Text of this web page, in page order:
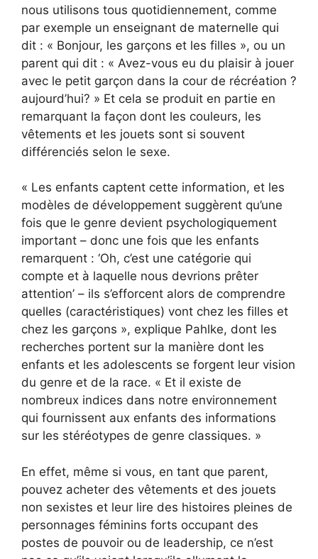
nous utilisons tous quotidiennement, comme
par exemple un enseignant de maternelle qui
dit : « Bonjour, les garçons et les filles », ou un
parent qui dit : « Avez-vous eu du plaisir à jouer
avec le petit garçon dans la cour de récréation ?
aujourd’hui? » Et cela se produit en partie en
remarquant la façon dont les couleurs, les
vêtements et les jouets sont si souvent
différenciés selon le sexe.
« Les enfants captent cette information, et les
modèles de développement suggèrent qu’une
fois que le genre devient psychologiquement
important – donc une fois que les enfants
remarquent : ‘Oh, c’est une catégorie qui
compte et à laquelle nous devrions prêter
attention’ – ils s’efforcent alors de comprendre
quelles (caractéristiques) vont chez les filles et
chez les garçons », explique Pahlke, dont les
recherches portent sur la manière dont les
enfants et les adolescents se forgent leur vision
du genre et de la race. « Et il existe de
nombreux indices dans notre environnement
qui fournissent aux enfants des informations
sur les stéréotypes de genre classiques. »
En effet, même si vous, en tant que parent,
pouvez acheter des vêtements et des jouets
non sexistes et leur lire des histoires pleines de
personnages féminins forts occupant des
postes de pouvoir ou de leadership, ce n’est